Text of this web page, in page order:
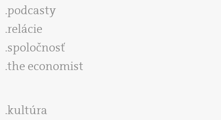
podcasty
relácie
spoločnosť
the economist
kultúra